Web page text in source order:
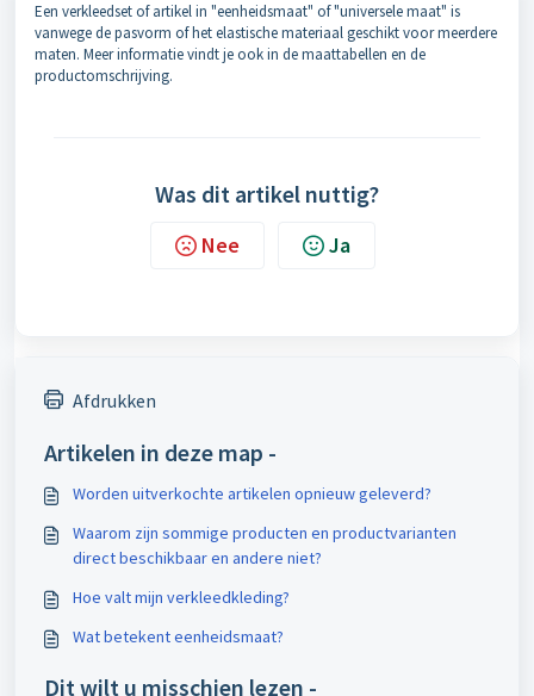
Een verkleedset of artikel in "eenheidsmaat" of "universele maat" is
vanwege de pasvorm of het elastische materiaal geschikt voor meerdere
maten. Meer informatie vindt je ook in de maattabellen en de
productomschrijving.
Was dit artikel nuttig?
Nee Ja
Afdrukken
Artikelen in deze map -
Worden uitverkochte artikelen opnieuw geleverd?
Waarom zijn sommige producten en productvarianten
direct beschikbaar en andere niet?
Hoe valt mijn verkleedkleding?
Wat betekent eenheidsmaat?
Dit wilt u misschien lezen -